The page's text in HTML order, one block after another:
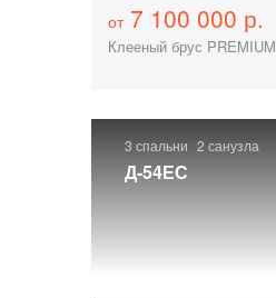
от7 100 000 р.
Клееный брус PREMIUM
3 спальни 2 санузла
Д-54ЕС